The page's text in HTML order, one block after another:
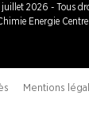
2026 - Tous
Energie Centre
Mentions